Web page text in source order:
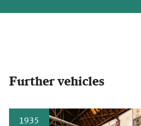
Further vehicles
1935